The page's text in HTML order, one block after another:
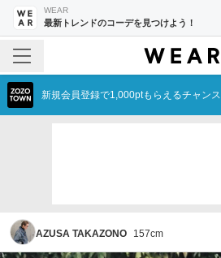
WEAR
最新トレンドのコーデを見つけよう！
新規会員登録で1,000ptもらえるチャンス
AZUSA TAKAZONO 157cm